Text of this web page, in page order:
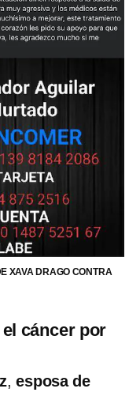
XAVA DRAGO CONTRA
cáncer por
,esposa de